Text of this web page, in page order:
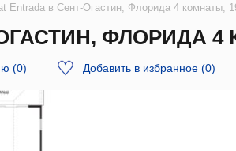
Entrada в Сент-Огастин, Флорида 4 комнаты,
ФЛОРИДА
(0) Добавить в избранное (0)